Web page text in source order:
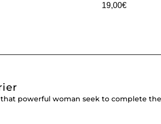
19,00€
powerful woman seek to complete